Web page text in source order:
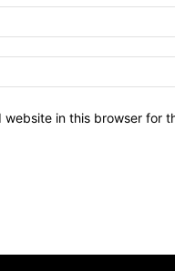
website in this browser for